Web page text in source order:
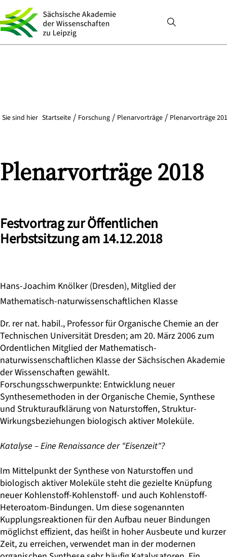
Sie sind hier Startseite Forschung Plenarvorträge Plenarvorträge
Plenarvorträge 2018
Festvortrag zur Öffentlichen
Herbstsitzung am 14.12.2018
Hans-Joachim Knölker (Dresden), Mitglied der
Mathematisch-naturwissenschaftlichen Klasse
Dr. rer nat. habil., Professor für Organische Chemie an der
Technischen Universität Dresden; am 20. März 2006 zum
Ordentlichen Mitglied der Mathematisch-
naturwissenschaftlichen Klasse der Sächsischen Akademie
der Wissenschaften gewählt.
Forschungsschwerpunkte: Entwicklung neuer
Synthesemethoden in der Organische Chemie, Synthese
und Strukturaufklärung von Naturstoffen, Struktur-
Wirkungsbeziehungen biologisch aktiver Moleküle.
Katalyse – Eine Renaissance der "Eisenzeit"?
Im Mittelpunkt der Synthese von Naturstoffen und
biologisch aktiver Moleküle steht die gezielte Knüpfung
neuer Kohlenstoff-Kohlenstoff- und auch Kohlenstoff-
Heteroatom-Bindungen. Um diese sogenannten
Kupplungsreaktionen für den Aufbau neuer Bindungen
möglichst effizient, das heißt in hoher Ausbeute und kurzer
Zeit, zu erreichen, verwendet man in der modernen